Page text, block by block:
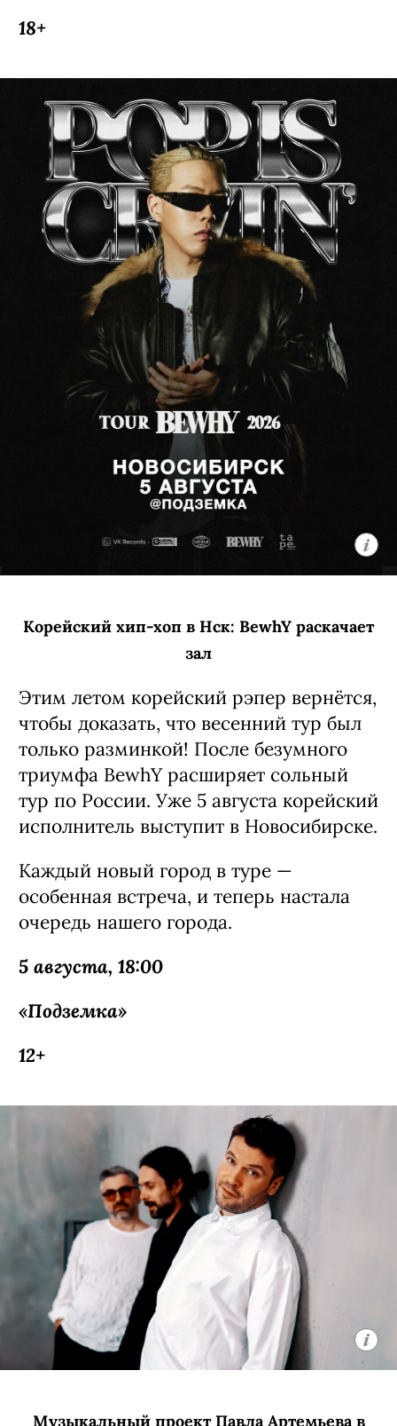
18+
Корейский хип-хоп в Нск: BewhY раскачает
зал
Этим летом корейский рэпер вернётся,
чтобы доказать, что весенний тур был
только разминкой! После безумного
триумфа BewhY расширяет сольный
тур по России. Уже 5 августа корейский
исполнитель выступит в Новосибирске.
Каждый новый город в туре —
особенная встреча, и теперь настала
очередь нашего города.
5 августа, 18:00
«Подземка»
12+